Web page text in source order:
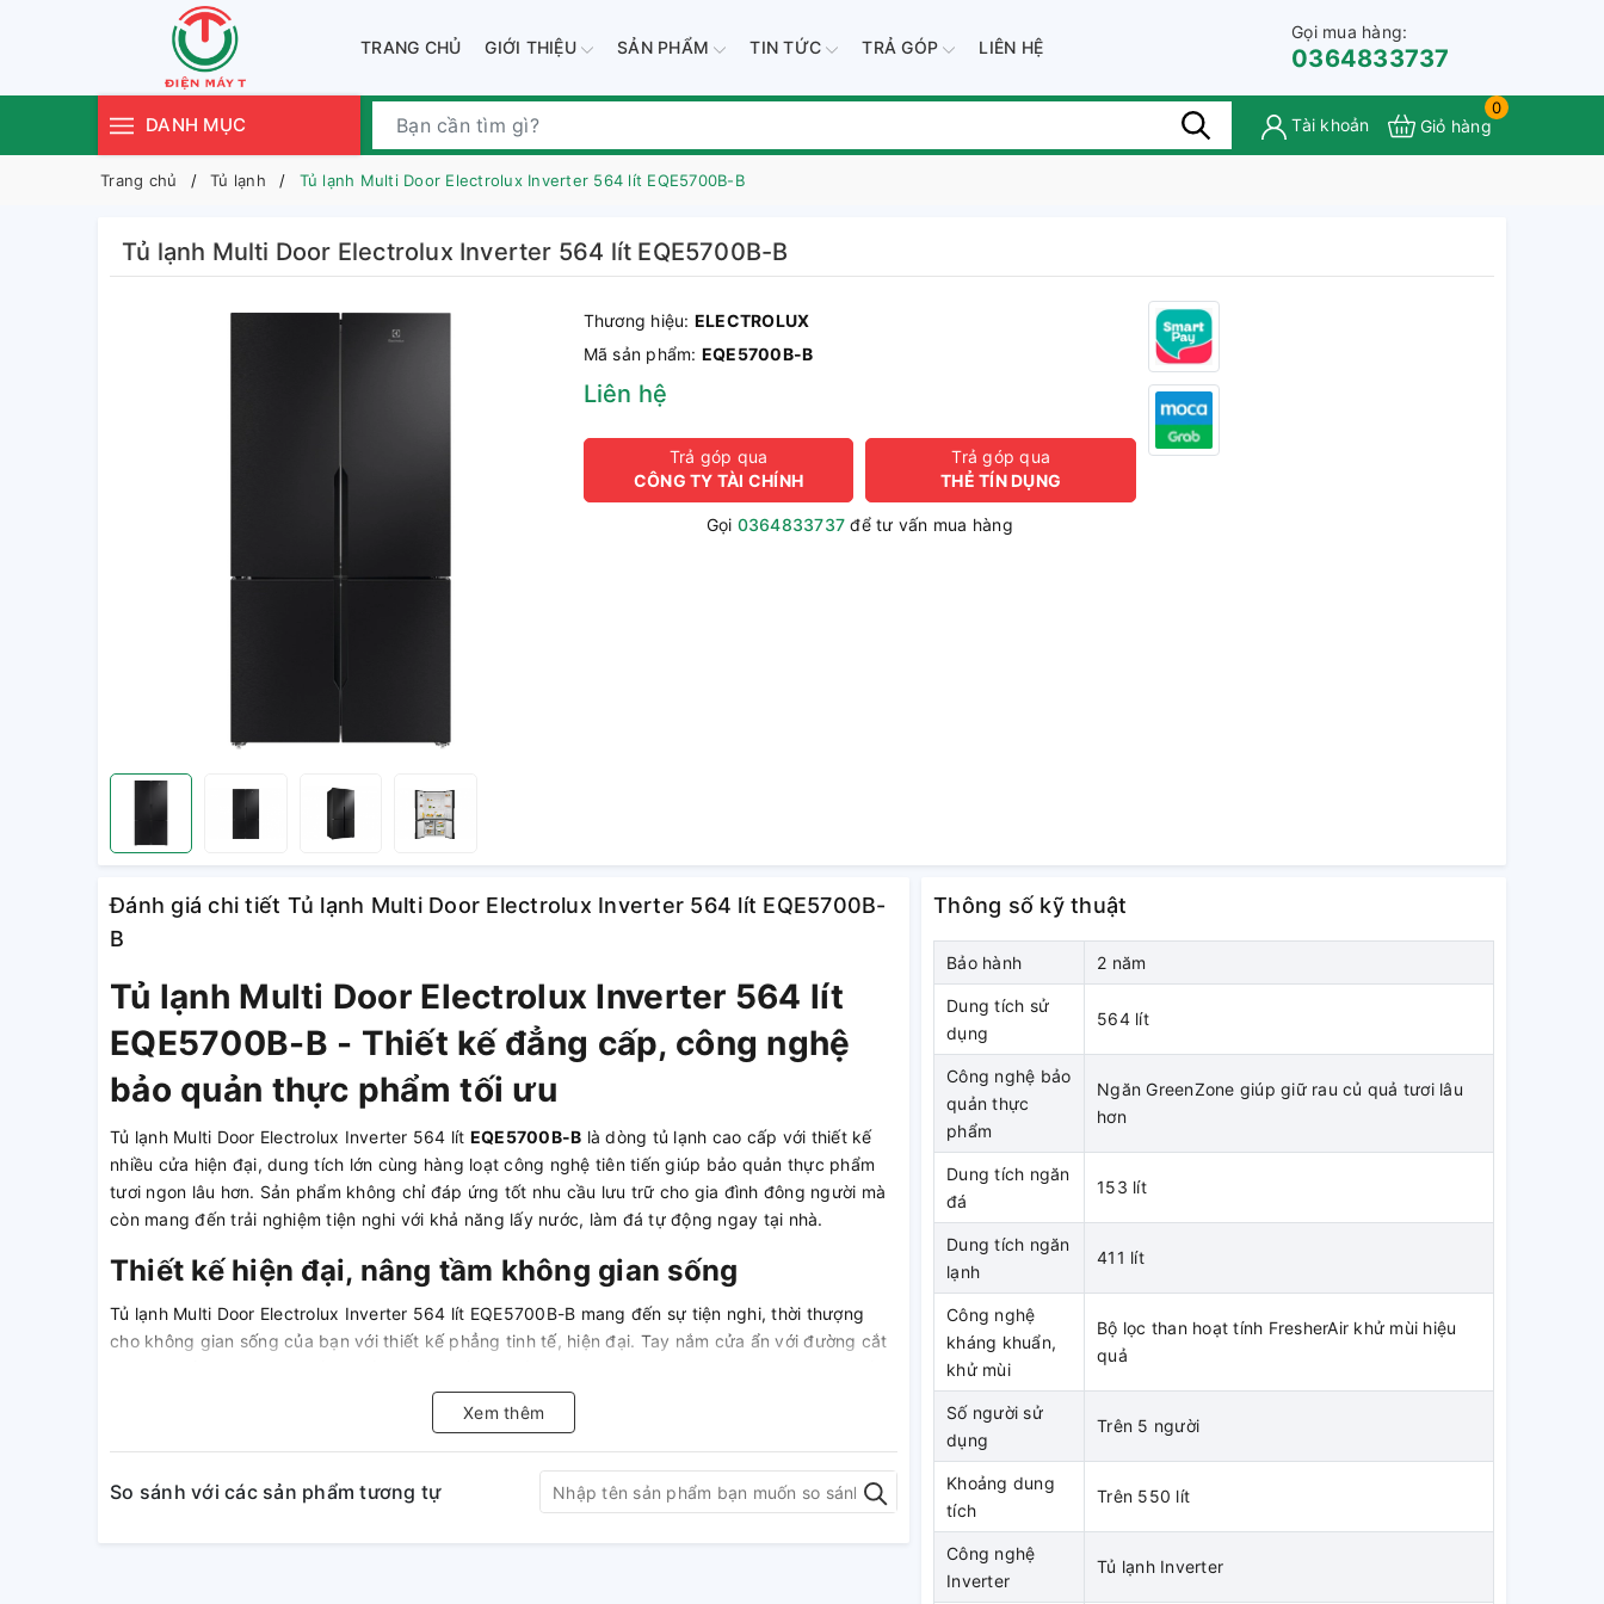
TRANG CHỦ GIỚI THIỆU SẢN PHẨM TIN TỨC TRẢ GÓP LIÊN HỆ
Gọi mua hàng:
0364833737
DANH MỤC Tài khoản
0
Giỏ hàng
Trang chủ Tủ lạnh Tủ lạnh Multi Door Electrolux Inverter 564 lít EQE5700B-B
Tủ lạnh Multi Door Electrolux Inverter 564 lít EQE5700B-B
Thương hiệu: ELECTROLUX
Mã sản phẩm: EQE5700B-B
Liên hệ
Trả góp qua
CÔNG TY TÀI CHÍNH
Trả góp qua
THẺ TÍN DỤNG
Gọi 0364833737 để tư vấn mua hàng
Đánh giá chi tiết Tủ lạnh Multi Door Electrolux Inverter 564 lít EQE5700B-
B
Tủ lạnh Multi Door Electrolux Inverter 564 lít
EQE5700B-B - Thiết kế đẳng cấp, công nghệ
bảo quản thực phẩm tối ưu
Tủ lạnh Multi Door Electrolux Inverter 564 lít EQE5700B-B là dòng tủ lạnh cao cấp với thiết kế
nhiều cửa hiện đại, dung tích lớn cùng hàng loạt công nghệ tiên tiến giúp bảo quản thực phẩm
tươi ngon lâu hơn. Sản phẩm không chỉ đáp ứng tốt nhu cầu lưu trữ cho gia đình đông người mà
còn mang đến trải nghiệm tiện nghi với khả năng lấy nước, làm đá tự động ngay tại nhà.
Thiết kế hiện đại, nâng tầm không gian sống
Tủ lạnh Multi Door Electrolux Inverter 564 lít EQE5700B-B mang đến sự tiện nghi, thời thượng
cho không gian sống của bạn với thiết kế phẳng tinh tế, hiện đại. Tay nắm cửa ẩn với đường cắt
vẻ hiện đại, gọn gàng và dễ dàng phối hợp với mọi kiểu nội thất, tạo điểm nhấn sang trọng cho
Tủ lạnh Electrolux EQE5700B-B dung tích lớn, không
Xem thêm
So sánh với các sản phẩm tương tự
Thông số kỹ thuật
Bảo hành 2 năm
Dung tích sử
dụng
564 lít
Công nghệ bảo
quản thực
phẩm
Ngăn GreenZone giúp giữ rau củ quả tươi lâu
hơn
Dung tích ngăn
đá
153 lít
Dung tích ngăn
lạnh
411 lít
Công nghệ
kháng khuẩn,
khử mùi
Bộ lọc than hoạt tính FresherAir khử mùi hiệu
quả
Số người sử
dụng
Trên 5 người
Khoảng dung
tích
Trên 550 lít
Công nghệ
Inverter
Tủ lạnh Inverter